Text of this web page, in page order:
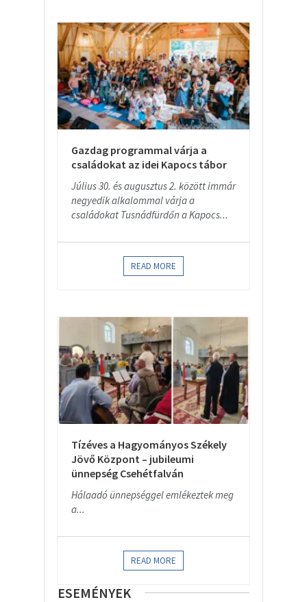
Gazdag programmal várja a
családokat az idei Kapocs tábor
Július 30. és augusztus 2. között immár
negyedik alkalommal várja a
családokat Tusnádfürdőn a Kapocs...
READ MORE
Tízéves a Hagyományos Székely
Jövő Központ – jubileumi
ünnepség Csehétfalván
Hálaadó ünnepséggel emlékeztek meg
a...
READ MORE
ESEMÉNYEK